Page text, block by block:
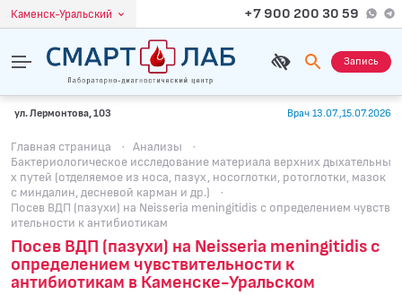
Каменск-Уральский +7 900 200 30 59
Запись
ул. Лермонтова, 103 Врач 13.07.,15.07.2026
Главная страница · Анализы
·
Бактериологическое исследование материала верхних дыхательны
х путей (отделяемое из носа, пазух, носоглотки, ротоглотки, мазок
с миндалин, десневой карман и др.)
·
Посев ВДП (пазухи) на Neisseria meningitidis с определением чувcтв
ительности к антибиотикам
Посев ВДП (пазухи) на Neisseria meningitidis с
определением чувcтвительности к
антибиотикам в Каменске-Уральском